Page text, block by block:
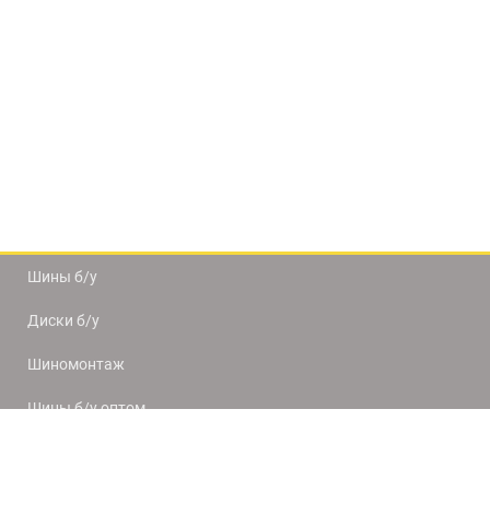
Шины б/у
Диски б/у
Шиномонтаж
Шины б/у оптом